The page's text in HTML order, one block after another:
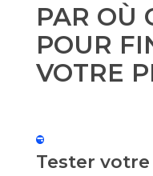
PAR OÙ
POUR
VOTRE
Tester